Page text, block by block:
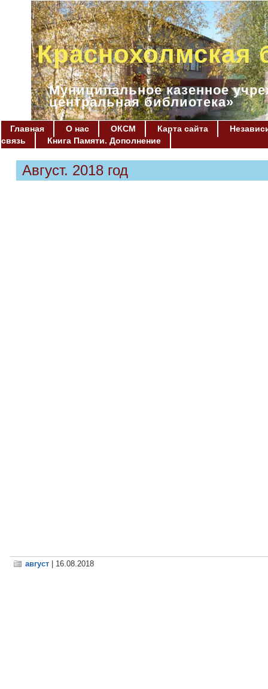
Краснохолмская
Муниципальное казенное
центральная библиотека»
Главная О нас ОКСМ Карта сайта
связь
Книга Памяти. Дополнение
Август. 2018 год
август | 16.08.2018